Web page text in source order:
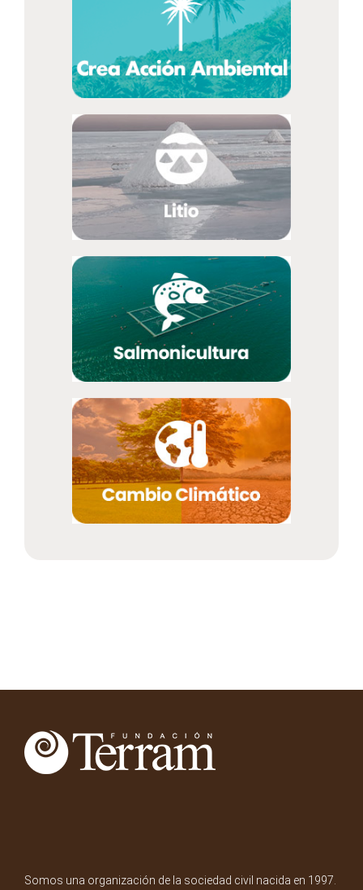
Somos una organización de la sociedad civil nacida en 1997.